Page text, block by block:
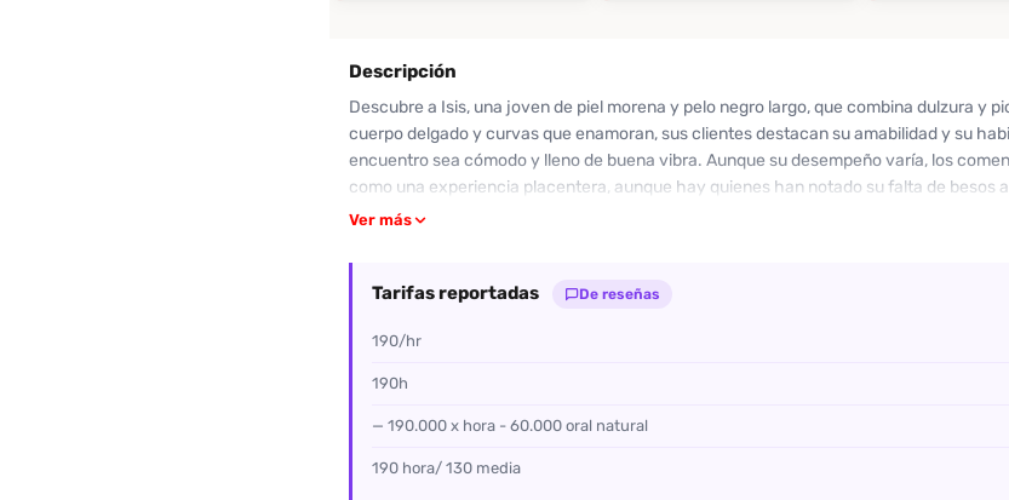
Descripción
Descubre a Isis, una joven de piel morena y pelo negro largo, que combina dulzura y
cuerpo delgado y curvas que enamoran, sus clientes destacan su amabilidad y su
encuentro sea cómodo y lleno de buena vibra. Aunque su desempeño varía, los
como una experiencia placentera, aunque hay quienes han notado su falta de besos
hacer la diferencia. Isis se describe como extrovertida y carismática, siempre
través de Desenfreno.co. Tu momento especial está a solo un mensaje de distancia.
Ver más
Tarifas reportadas De reseñas
190/hr
190h
— 190.000 x hora - 60.000 oral natural
190 hora/ 130 media